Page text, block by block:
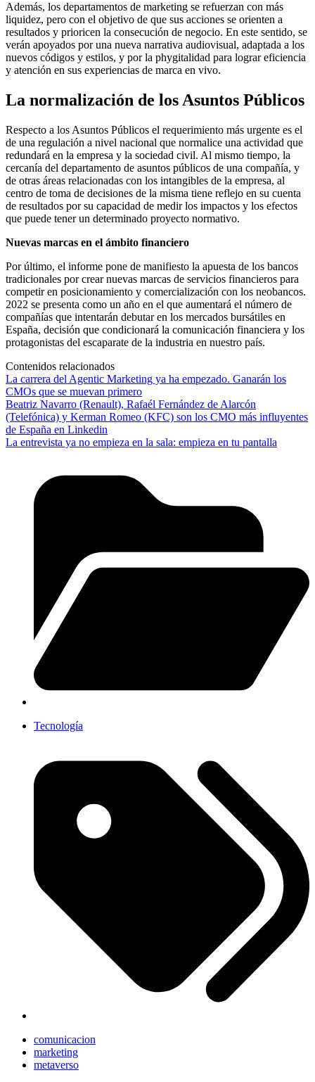
Además, los departamentos de marketing se refuerzan con más
liquidez, pero con el objetivo de que sus acciones se orienten a
resultados y prioricen la consecución de negocio. En este sentido, se
verán apoyados por una nueva narrativa audiovisual, adaptada a los
nuevos códigos y estilos, y por la phygitalidad para lograr eficiencia
y atención en sus experiencias de marca en vivo.
La normalización de los Asuntos Públicos
Respecto a los Asuntos Públicos el requerimiento más urgente es el
de una regulación a nivel nacional que normalice una actividad que
redundará en la empresa y la sociedad civil. Al mismo tiempo, la
cercanía del departamento de asuntos públicos de una compañía, y
de otras áreas relacionadas con los intangibles de la empresa, al
centro de toma de decisiones de la misma tiene reflejo en su cuenta
de resultados por su capacidad de medir los impactos y los efectos
que puede tener un determinado proyecto normativo.
Nuevas marcas en el ámbito financiero
Por último, el informe pone de manifiesto la apuesta de los bancos
tradicionales por crear nuevas marcas de servicios financieros para
competir en posicionamiento y comercialización con los neobancos.
2022 se presenta como un año en el que aumentará el número de
compañías que intentarán debutar en los mercados bursátiles en
España, decisión que condicionará la comunicación financiera y los
protagonistas del escaparate de la industria en nuestro país.
Contenidos relacionados
La carrera del Agentic Marketing ya ha empezado. Ganarán los
CMOs que se muevan primero
Beatriz Navarro (Renault), Rafaél Fernández de Alarcón
(Telefónica) y Kerman Romeo (KFC) son los CMO más influyentes
de España en Linkedin
La entrevista ya no empieza en la sala: empieza en tu pantalla
Tecnología
comunicacion
marketing
metaverso